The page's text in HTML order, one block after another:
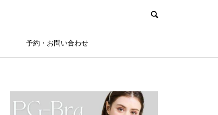
予約・お問い合わせ